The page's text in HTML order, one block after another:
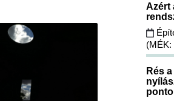
Azért
(MÉK:
Rés